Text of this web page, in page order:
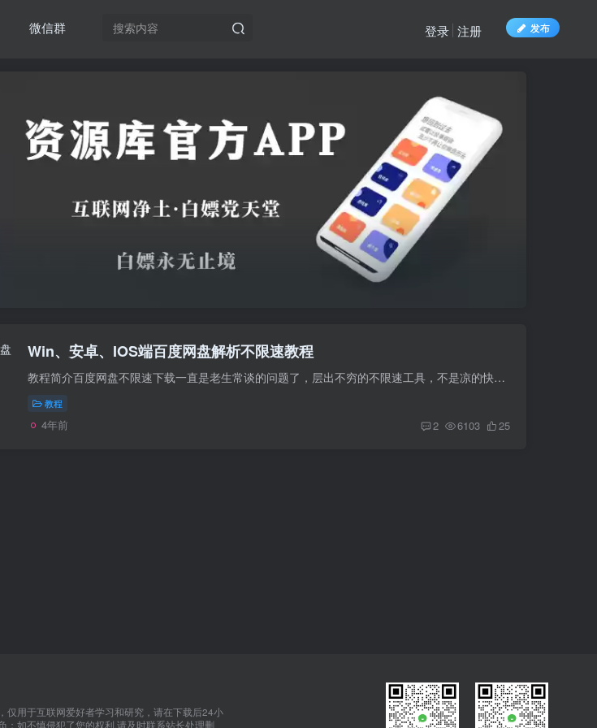
微信群 发布
登录 注册
Win、安卓、IOS端百度网盘解析不限速教程
教程简介百度网盘不限速下载一直是老生常谈的问题了，层出不穷的不限速工具，不是凉的快就是做任务狂恰饭；考虑到大部分小白，IDM讲烂了，本期不做介绍，限于篇幅的原因，本期仅分享自测最简单...
教程
4年前 2 6103 25
仅用于互联网爱好者学习和研究，请在下载后24小
；如不慎侵犯了您的权利,请及时联系站长处理删